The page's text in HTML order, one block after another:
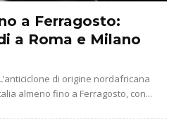
a Ferragosto:
a Roma e Milano
di origine nordafricana
almeno fino a Ferragosto, con...